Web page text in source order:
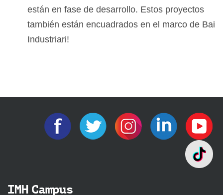
están en fase de desarrollo. Estos proyectos
también están encuadrados en el marco de Bai
Industriari!
IMH Campus